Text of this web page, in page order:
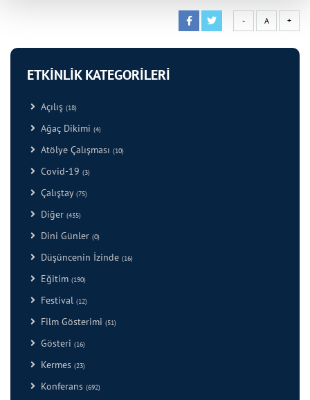
- A +
ETKİNLİK KATEGORİLERİ
Açılış (18)
Ağaç Dikimi (4)
Atölye Çalışması (10)
Covid-19 (3)
Çalıştay (75)
Diğer (435)
Dini Günler (0)
Düşüncenin İzinde (16)
Eğitim (190)
Festival (12)
Film Gösterimi (51)
Gösteri (16)
Kermes (23)
Konferans (692)